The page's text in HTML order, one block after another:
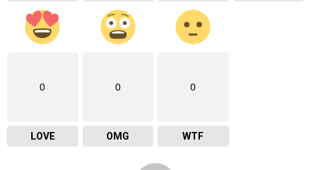
0
LOVE
0
OMG
0
WTF